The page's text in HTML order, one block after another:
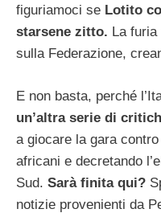
figuriamoci se Lotito
starsene zitto. La
sulla Federazione,
E non basta, perché
un’altra serie di
a giocare la gara
africani e decretando
Sud. Sarà finita qui?
notizie provenienti da